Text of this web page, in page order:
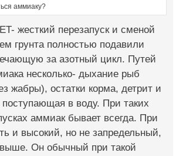
аммиаку?
жесткий перезапуск и сменой
грунта полностью подавили
за азотный цикл. Путей
несколько- дыхание рыб
жабры), остатки корма, детрит и
поступающая в воду. При таких
аммиак бывает всегда. При
и высокий, но не запредельный,
выше. Он обычный при такой